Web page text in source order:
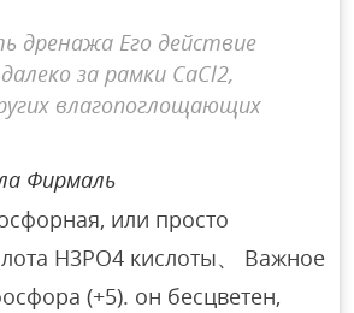
дренажа Его действие
за рамки CaCl2,
влагопоглощающих
Фирмаль
или просто
Н3РО4 кислоты、 Важное
(+5). он бесцветен,